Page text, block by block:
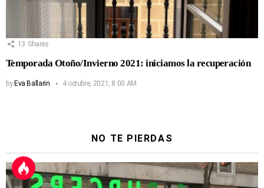
13 Shares
Temporada Otoño/Invierno 2021: iniciamos la recuperación
byEva Ballarin 4 octubre, 2021, 8:00 AM
NO TE PIERDAS